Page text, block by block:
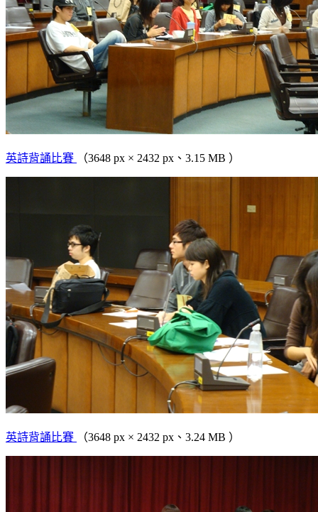
英詩背誦比賽 （3648 px × 2432 px、3.15 MB ）
英詩背誦比賽 （3648 px × 2432 px、3.24 MB ）